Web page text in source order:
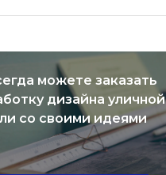
можете заказать
дизайна уличной
со своими идеями